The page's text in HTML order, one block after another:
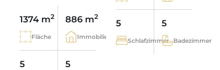
1374 m2
Fläche
886 m2
Immobilie
5 5
5
Schlafzimmer
5
Badezimmer